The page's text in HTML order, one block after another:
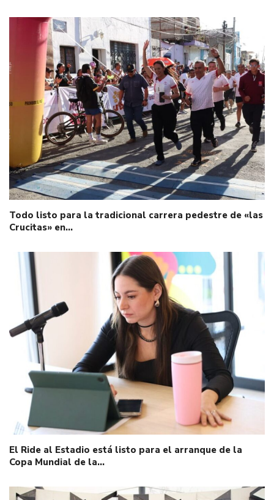
Todo listo para la tradicional carrera pedestre de «las
Crucitas» en…
El Ride al Estadio está listo para el arranque de la
Copa Mundial de la…